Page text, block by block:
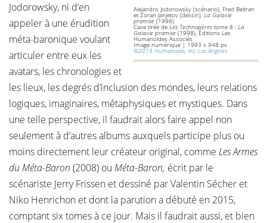
Alejandro Jodorowsky (scénario), Fred Beltran
et Zoran Janjetov (dessin), La Galaxie
promise (1998)
Case tirée de Les Technopères tome 8 : La
Galaxie promise (1998), Éditions Les
Humanoïdes Associés
Image numérique | 1993 x 948 px
©2019 Humanoids, Inc. Los Angeles
Jodorowsky, ni d’en
appeler à une érudition
méta-baronique voulant
articuler entre eux les
avatars, les chronologies et
les lieux, les degrés d’inclusion des mondes, leurs relations
logiques, imaginaires, métaphysiques et mystiques. Dans
une telle perspective, il faudrait alors faire appel non
seulement à d’autres albums auxquels participe plus ou
moins directement leur créateur original, comme Les Armes
du Méta-Baron (2008) ou Méta-Baron, écrit par le
scénariste Jerry Frissen et dessiné par Valentin Sécher et
Niko Henrichon et dont la parution a débuté en 2015,
comptant six tomes à ce jour. Mais il faudrait aussi, et bien